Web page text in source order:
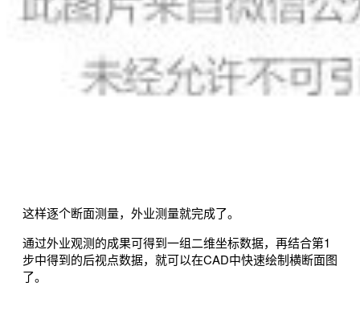
这样逐个断面测量，外业测量就完成了。
通过外业观测的成果可得到一组二维坐标数据，再结合第1
步中得到的后视点数据，就可以在CAD中快速绘制横断面图
了。